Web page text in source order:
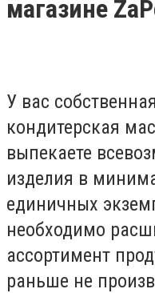
магазине
У вас
кондитерская
выпекаете
изделия в
единичных
необходимо
ассортимент
раньше не